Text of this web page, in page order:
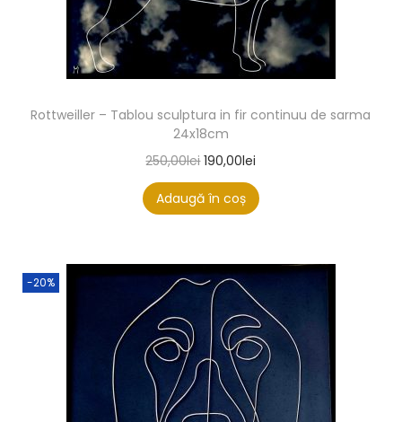
Rottweiller – Tablou sculptura in fir continuu de sarma
24x18cm
250,00lei 190,00lei
Adaugă în coș
-20%